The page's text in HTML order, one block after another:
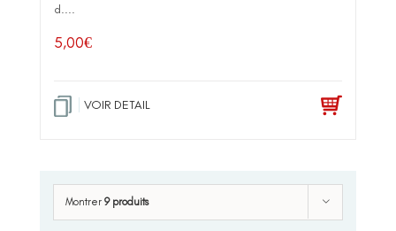
d....
5,00€
VOIR DETAIL
Montrer 9 produits